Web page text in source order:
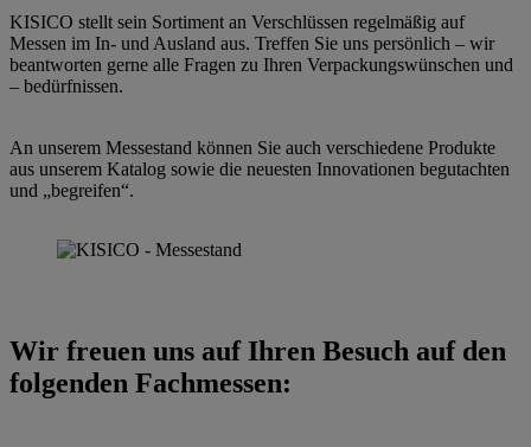
l
a
s
s
i
e
s
l
e
e
KISICO stellt sein Sortiment an Verschlüssen regelmäßig auf
Messen im In- und Ausland aus. Treffen Sie uns persönlich – wir
beantworten gerne alle Fragen zu Ihren Verpackungswünschen und
– bedürfnissen.
An unserem Messestand können Sie auch verschiedene Produkte
aus unserem Katalog sowie die neuesten Innovationen begutachten
und „begreifen“.
Wir freuen uns auf Ihren Besuch auf den
folgenden Fachmessen: